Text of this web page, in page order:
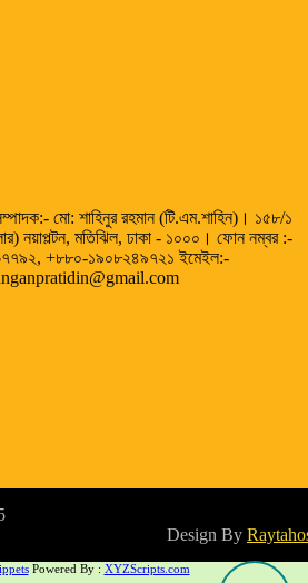
মো: শাহিনুর রহমান (টি.এম.শাহিন)। ১৫৮/১
নয়াপল্টন, মতিঝিল, ঢাকা - ১০০০। ফোন নম্বর :-
+৮৮০-১৯০৮২৪৯৭২১ ইমেইল:-
Design By
Powered By : XYZScripts.com